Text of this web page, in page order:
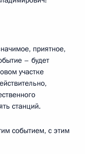
приятное,
– будет
участке
станций.
событием, с этим